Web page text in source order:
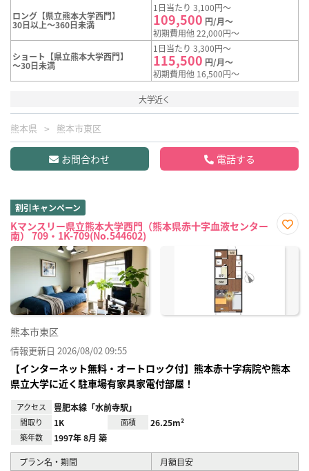
ロング【県立熊本大学西門】
30日以上～360日未満
1日当たり 3,100円～
109,500 円/月～
初期費用他 22,000円～
ショート【県立熊本大学西門】
～30日未満
1日当たり 3,300円～
115,500 円/月～
初期費用他 16,500円～
大学近く
熊本県 熊本市東区
お問合わせ 電話する
割引キャンペーン
Kマンスリー県立熊本大学西門（熊本県赤十字血液センター
南） 709・1K-709(No.544602)
に入
熊本市東区
情報更新日 2026/08/02 09:55
【インターネット無料・オートロック付】熊本赤十字病院や熊本
県立大学に近く駐車場有家具家電付部屋！
アクセス 豊肥本線「水前寺駅」
間取り 1K 面積 26.25m²
築年数 1997年 8月 築
プラン名・期間 月額目安